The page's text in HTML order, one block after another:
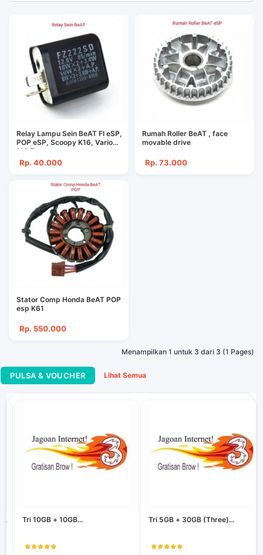
Relay Lampu Sein BeAT FI eSP,
POP eSP, Scoopy K16, Vario
110 FI
Rp. 40.000
Rumah Roller BeAT , face
movable drive
Rp. 73.000
Stator Comp Honda BeAT POP
esp K61
Rp. 550.000
Menampilkan 1 untuk 3 dari 3 (1 Pages)
PULSA & VOUCHER Lihat Semua
Tri 10GB + 10GB... Tri 5GB + 30GB (Three)...